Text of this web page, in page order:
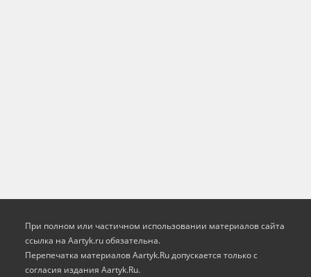
При полном или частичном использовании материалов сайта
ссылка на Aartyk.ru oбязательна.
Перепечатка материалов Aartyk.Ru допускается только с
согласия издания Aartyk.Ru.